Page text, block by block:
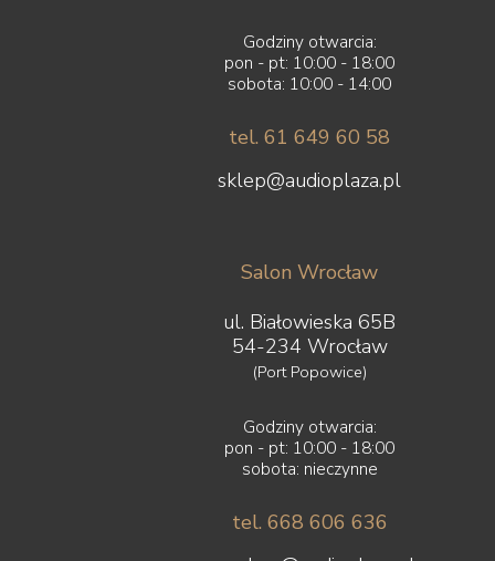
Godziny otwarcia:
pon - pt: 10:00 - 18:00
sobota: 10:00 - 14:00
tel. 61 649 60 58
sklep@audioplaza.pl
Salon Wrocław
ul. Białowieska 65B
54-234 Wrocław
(Port Popowice)
Godziny otwarcia:
pon - pt: 10:00 - 18:00
sobota: nieczynne
tel. 668 606 636